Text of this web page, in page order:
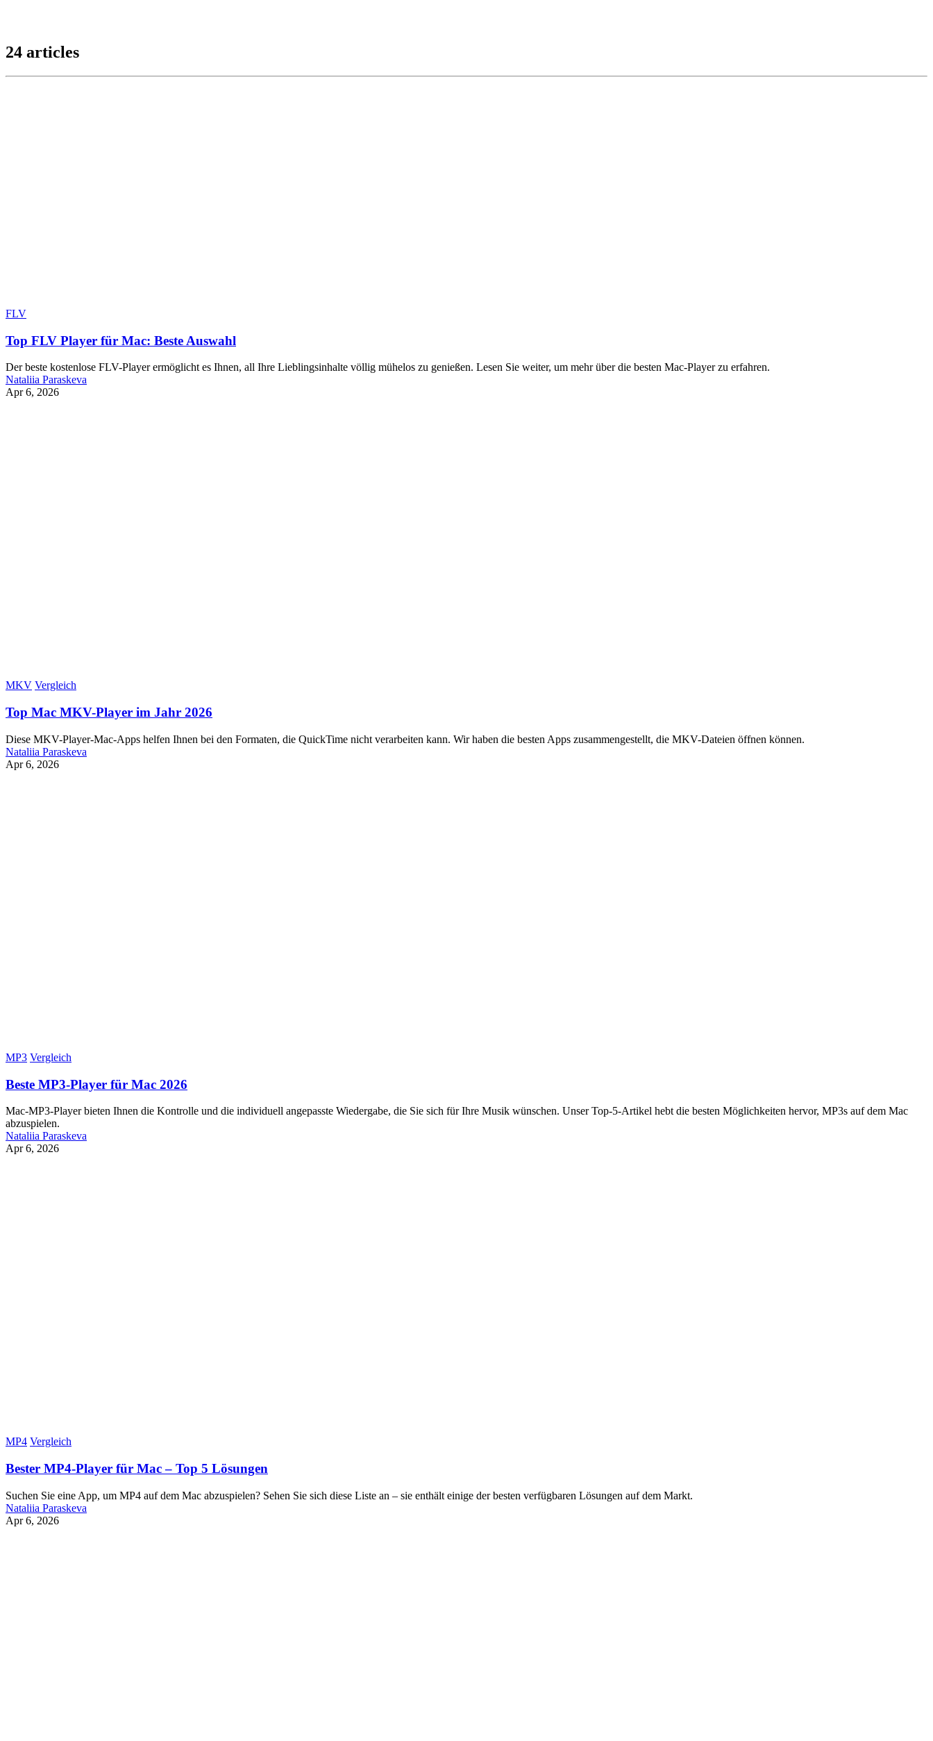
24 articles
FLV
Top FLV Player für Mac: Beste Auswahl
Der beste kostenlose FLV-Player ermöglicht es Ihnen, all Ihre Lieblingsinhalte völlig mühelos zu genießen. Lesen Sie weiter, um mehr über die besten Mac-Player zu erfahren.
Nataliia Paraskeva
Apr 6, 2026
MKV Vergleich
Top Mac MKV-Player im Jahr 2026
Diese MKV-Player-Mac-Apps helfen Ihnen bei den Formaten, die QuickTime nicht verarbeiten kann. Wir haben die besten Apps zusammengestellt, die MKV-Dateien öffnen können.
Nataliia Paraskeva
Apr 6, 2026
MP3 Vergleich
Beste MP3-Player für Mac 2026
Mac-MP3-Player bieten Ihnen die Kontrolle und die individuell angepasste Wiedergabe, die Sie sich für Ihre Musik wünschen. Unser Top-5-Artikel hebt die besten Möglichkeiten hervor, MP3s auf dem Mac
abzuspielen.
Nataliia Paraskeva
Apr 6, 2026
MP4 Vergleich
Bester MP4-Player für Mac – Top 5 Lösungen
Suchen Sie eine App, um MP4 auf dem Mac abzuspielen? Sehen Sie sich diese Liste an – sie enthält einige der besten verfügbaren Lösungen auf dem Markt.
Nataliia Paraskeva
Apr 6, 2026